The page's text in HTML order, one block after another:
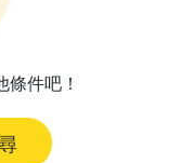
件吧！